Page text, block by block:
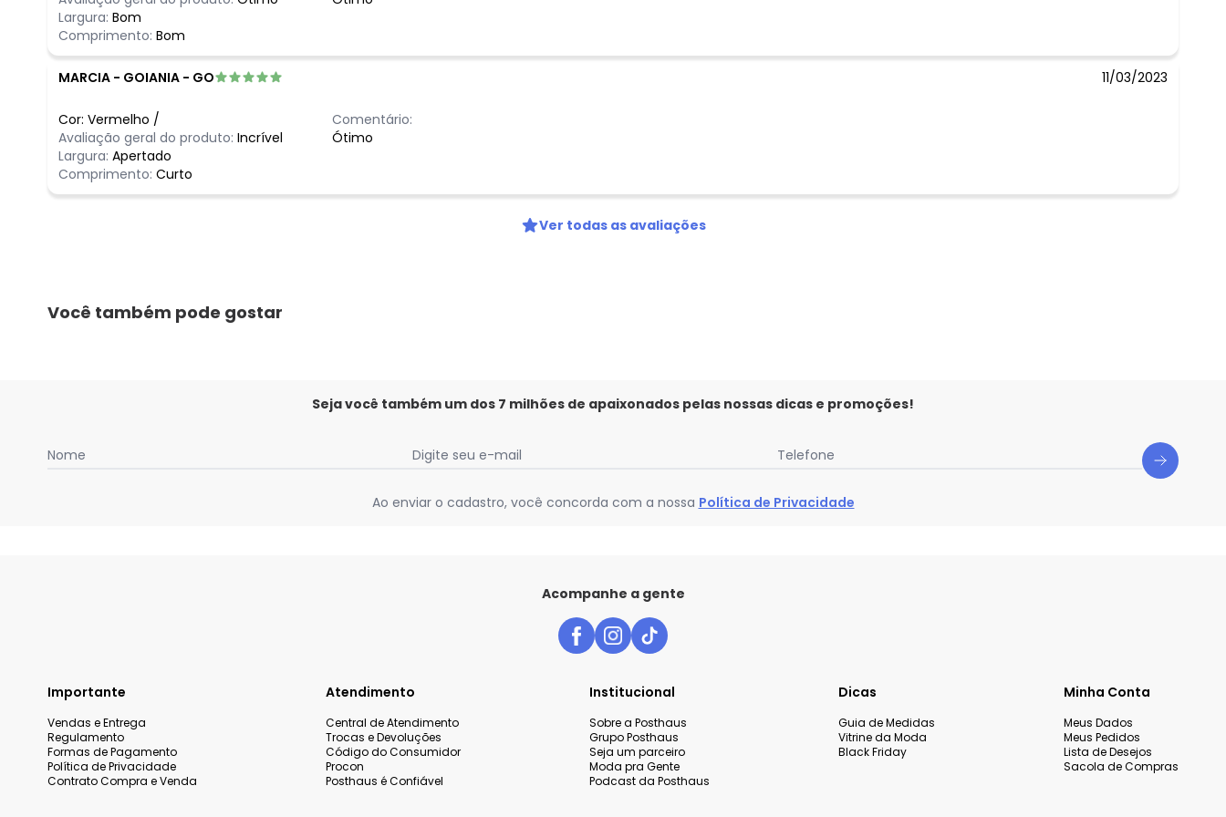
Largura: Bom
Comprimento: Bom
MARCIA - GOIANIA - GO 11/03/2023
Cor: Vermelho /
Avaliação geral do produto: Incrível
Largura: Apertado
Comprimento: Curto
Comentário:
Ótimo
Ver todas as avaliações
Você também pode gostar
Seja você também um dos 7 milhões de apaixonados pelas nossas dicas e promoções!
Nome Digite seu e-mail Telefone
Ao enviar o cadastro, você concorda com a nossa Política de Privacidade
Acompanhe a gente
Importante
Vendas e Entrega
Regulamento
Formas de Pagamento
Política de Privacidade
Contrato Compra e Venda
Atendimento
Central de Atendimento
Trocas e Devoluções
Código do Consumidor
Procon
Posthaus é Confiável
Institucional
Sobre a Posthaus
Grupo Posthaus
Seja um parceiro
Moda pra Gente
Podcast da Posthaus
Dicas
Guia de Medidas
Vitrine da Moda
Black Friday
Minha Conta
Meus Dados
Meus Pedidos
Lista de Desejos
Sacola de Compras